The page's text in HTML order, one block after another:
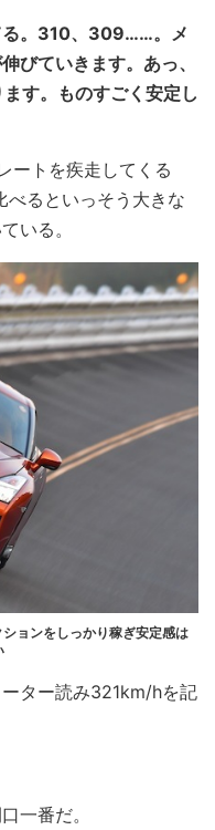
る。310、309……。メ
びていきます。あっ、
す。ものすごく安定し
ートを疾走してくる
べるといっそう大きな
いる。
ョンをしっかり稼ぎ安定感は
ター読み321km/hを記
一番だ。